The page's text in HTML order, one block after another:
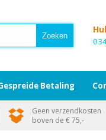
Betaling
Geen verzendkosten
boven de € 75,-